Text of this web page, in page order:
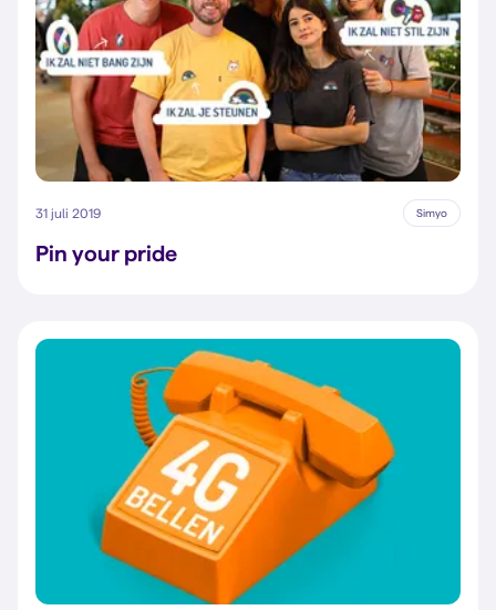
31 juli 2019 Simyo
Pin your pride